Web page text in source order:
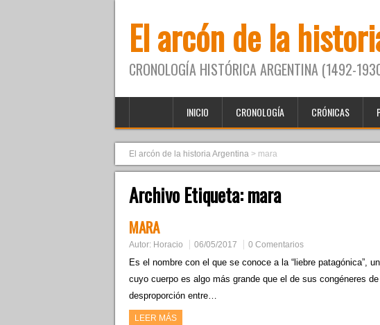
El arcón de la
CRONOLOGÍA HISTÓRICA ARGENTINA (1492-
INICIO CRONOLOGÍA CRÓNICAS
El arcón de la historia Argentina > mara
Archivo Etiqueta:mara
MARA
Autor: Horacio 06/05/2017 0 Comentarios
Es el nombre con el que se conoce a la “liebre patagónica”,
cuyo cuerpo es algo más grande que el de sus congéneres
desproporción entre…
LEER MÁS